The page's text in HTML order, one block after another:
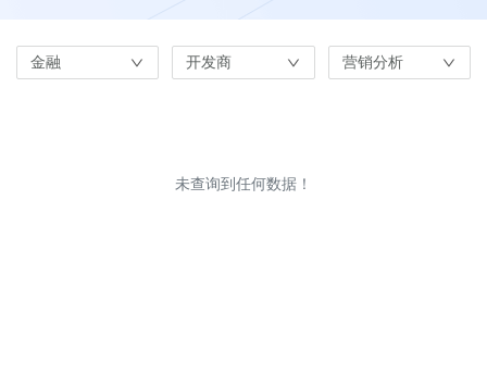
金融 开发商 营销分析
未查询到任何数据！